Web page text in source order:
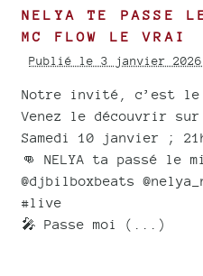
NELYA TE PASSE
MC FLOW LE VRAI
Publié le 3 janvier 2026
Notre invité, c’est le
Venez le découvrir sur
Samedi 10 janvier ;
👊 NELYA ta passé le
@djbilboxbeats
#live
🎤 Passe moi (...)